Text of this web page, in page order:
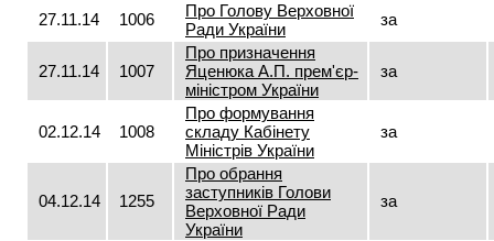
27.11.14 1006
Про Голову Верховної
Ради України
за
27.11.14 1007
Про призначення
Яценюка А.П. прем'єр-
міністром України
за
02.12.14 1008
Про формування
складу Кабінету
Міністрів України
за
04.12.14 1255
Про обрання
заступників Голови
Верховної Ради
України
за